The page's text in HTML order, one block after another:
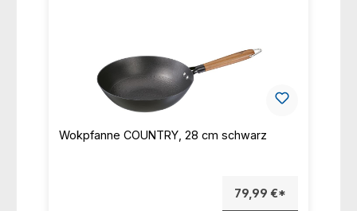
Wokpfanne COUNTRY, 28 cm schwarz
79,99 €*